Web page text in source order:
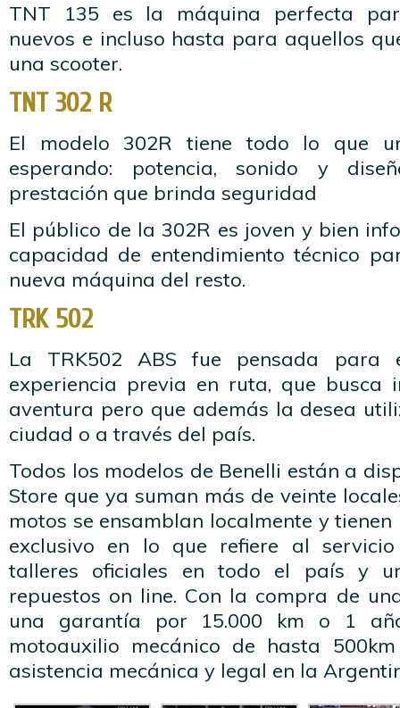
TNT 135 es la máquina perfecta
nuevos e incluso hasta para aquellos
una scooter.
TNT 302 R
El modelo 302R tiene todo lo que
esperando: potencia, sonido y
prestación que brinda seguridad
El público de la 302R es joven y bien
capacidad de entendimiento técnico
nueva máquina del resto.
TRK 502
La TRK502 ABS fue pensada para
experiencia previa en ruta, que busca
aventura pero que además la desea
ciudad o a través del país.
Todos los modelos de Benelli están a
Store que ya suman más de veinte
motos se ensamblan localmente y
exclusivo en lo que refiere al
talleres oficiales en todo el país y
repuestos on line. Con la compra de
una garantía por 15.000 km o 1
motoauxilio mecánico de hasta
asistencia mecánica y legal en la